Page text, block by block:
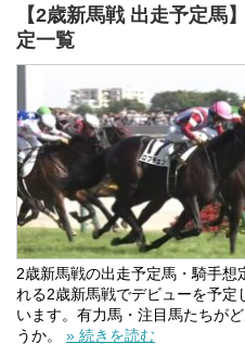
【2歳新馬戦 出走予定馬
定一覧
2歳新馬戦の出走予定馬・騎手想
れる2歳新馬戦でデビューを予定
います。有力馬・注目馬たちが
うか。 » 続きを読む